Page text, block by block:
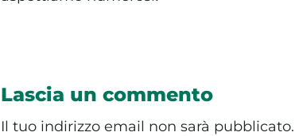
Lascia un commento
Il tuo indirizzo email non sarà pubblicato.